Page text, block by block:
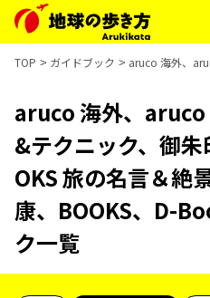
TOP ガイドブック aruco 海外、
aruco 海外、aruco
&テクニック、御
OKS 旅の名言＆絶
康、BOOKS、D-
ク一覧